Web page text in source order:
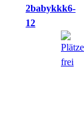
2babykkk6-
12